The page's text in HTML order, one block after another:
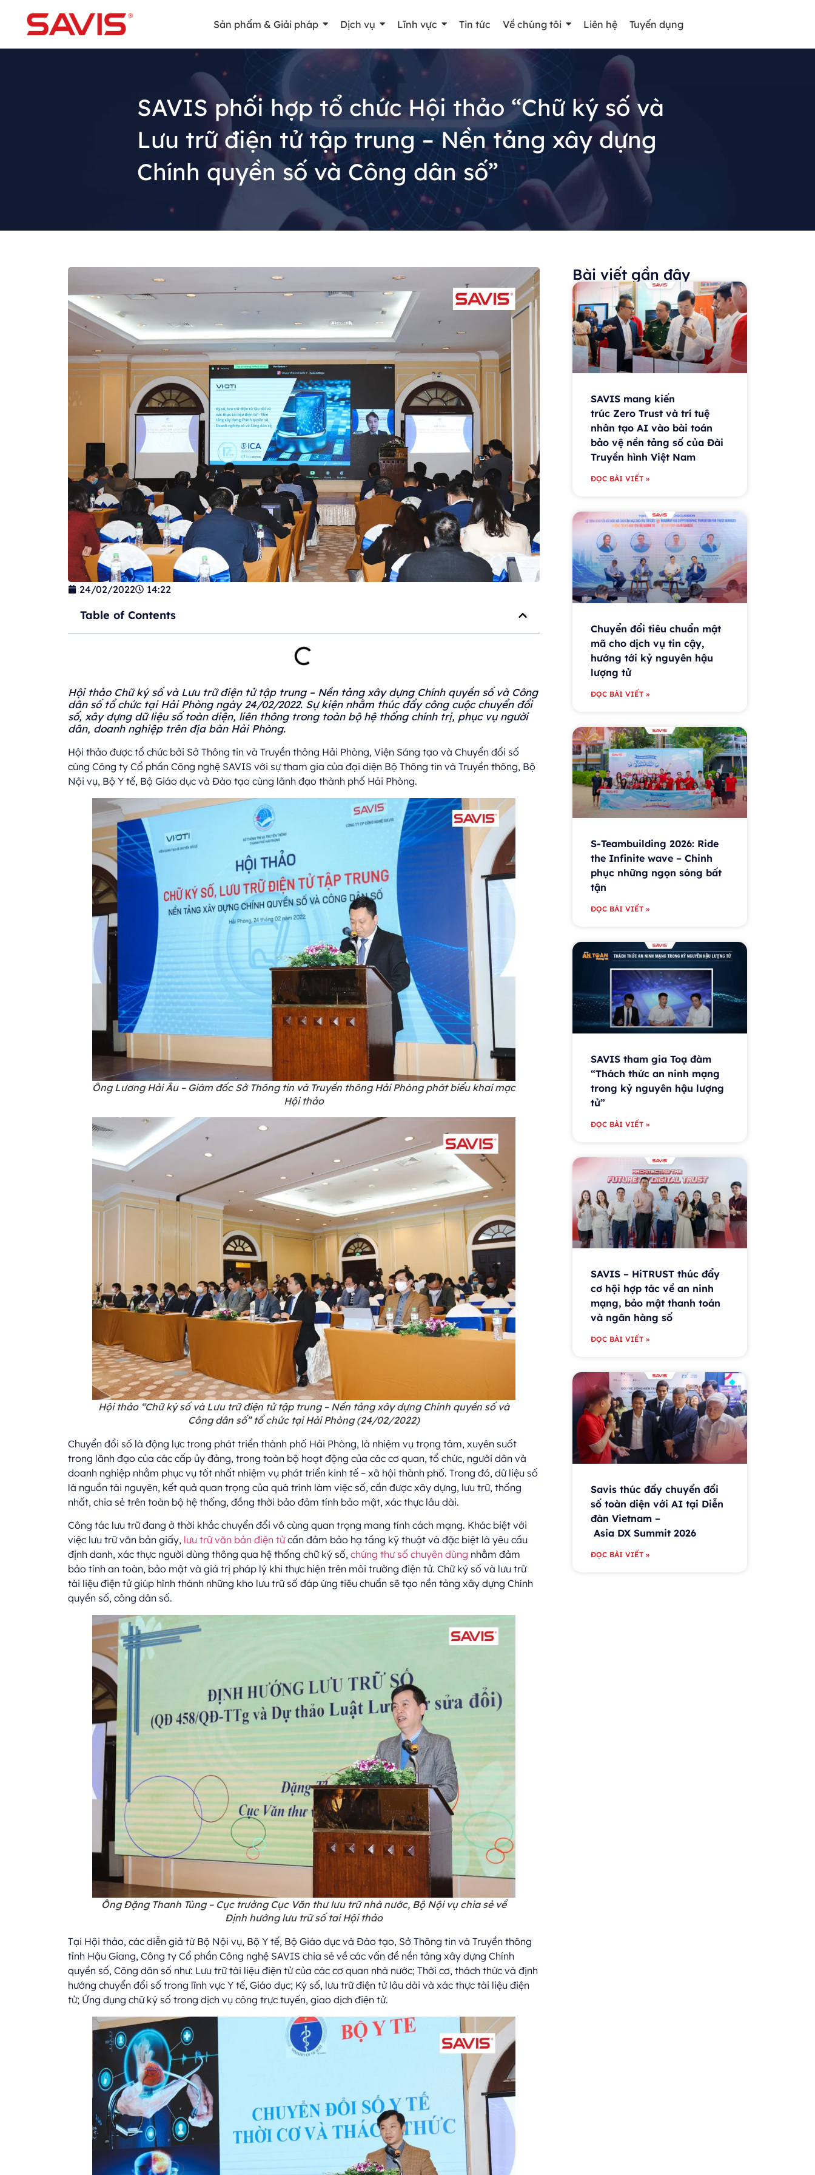
Sản phẩm & Giải pháp Dịch vụ Lĩnh vực Tin tức Về chúng tôi Liên hệ Tuyển dụng
SAVIS phối hợp tổ chức Hội thảo “Chữ ký số và
Lưu trữ điện tử tập trung – Nền tảng xây dựng
Chính quyền số và Công dân số”
24/02/2022 14:22
Table of Contents
Hội thảo Chữ ký số và Lưu trữ điện tử tập trung – Nền tảng xây dựng Chính quyền số và Công
dân số tổ chức tại Hải Phòng ngày 24/02/2022. Sự kiện nhằm thúc đẩy công cuộc chuyển đổi
số, xây dựng dữ liệu số toàn diện, liên thông trong toàn bộ hệ thống chính trị, phục vụ người
dân, doanh nghiệp trên địa bàn Hải Phòng.
Hội thảo được tổ chức bởi Sở Thông tin và Truyền thông Hải Phòng, Viện Sáng tạo và Chuyển đổi số
cùng Công ty Cổ phần Công nghệ SAVIS với sự tham gia của đại diện Bộ Thông tin và Truyền thông, Bộ
Nội vụ, Bộ Y tế, Bộ Giáo dục và Đào tạo cùng lãnh đạo thành phố Hải Phòng.
Ông Lương Hải Âu – Giám đốc Sở Thông tin và Truyền thông Hải Phòng phát biểu khai mạc
Hội thảo
Hội thảo “Chữ ký số và Lưu trữ điện tử tập trung – Nền tảng xây dựng Chính quyền số và
Công dân số” tổ chức tại Hải Phòng (24/02/2022)
Chuyển đổi số là động lực trong phát triển thành phố Hải Phòng, là nhiệm vụ trọng tâm, xuyên suốt
trong lãnh đạo của các cấp ủy đảng, trong toàn bộ hoạt động của các cơ quan, tổ chức, người dân và
doanh nghiệp nhằm phục vụ tốt nhất nhiệm vụ phát triển kinh tế – xã hội thành phố. Trong đó, dữ liệu số
là nguồn tài nguyên, kết quả quan trọng của quá trình làm việc số, cần được xây dựng, lưu trữ, thống
nhất, chia sẻ trên toàn bộ hệ thống, đồng thời bảo đảm tính bảo mật, xác thực lâu dài.
Công tác lưu trữ đang ở thời khắc chuyển đổi vô cùng quan trọng mang tính cách mạng. Khác biệt với
việc lưu trữ văn bản giấy, lưu trữ văn bản điện tửcần đảm bảo hạ tầng kỹ thuật và đặc biệt là yêu cầu
định danh, xác thực người dùng thông qua hệ thống chữ ký số, chứng thư số chuyên dùng nhằm đảm
bảo tính an toàn, bảo mật và giá trị pháp lý khi thực hiện trên môi trường điện tử. Chữ ký số và lưu trữ
tài liệu điện tử giúp hình thành những kho lưu trữ số đáp ứng tiêu chuẩn sẽ tạo nền tảng xây dựng Chính
quyền số, công dân số.
Ông Đặng Thanh Tùng – Cục trưởng Cục Văn thư lưu trữ nhà nước, Bộ Nội vụ chia sẻ về
Định hướng lưu trữ số tai Hội thảo
Tại Hội thảo, các diễn giả từ Bộ Nội vụ, Bộ Y tế, Bộ Giáo dục và Đào tạo, Sở Thông tin và Truyền thông
tỉnh Hậu Giang, Công ty Cổ phần Công nghệ SAVIS chia sẻ về các vấn đề nền tảng xây dựng Chính
quyền số, Công dân số như: Lưu trữ tài liệu điện tử của các cơ quan nhà nước; Thời cơ, thách thức và định
hướng chuyển đổi số trong lĩnh vực Y tế, Giáo dục; Ký số, lưu trữ điện tử lâu dài và xác thực tài liệu điện
tử; Ứng dụng chữ ký số trong dịch vụ công trực tuyến, giao dịch điện tử.
Bài viết gần đây
SAVIS mang kiến
trúc Zero Trust và trí tuệ
nhân tạo AI vào bài toán
bảo vệ nền tảng số của Đài
Truyền hình Việt Nam
ĐỌC BÀI VIẾT »
Chuyển đổi tiêu chuẩn mật
mã cho dịch vụ tin cậy,
hướng tới kỷ nguyên hậu
lượng tử
ĐỌC BÀI VIẾT »
S-Teambuilding 2026: Ride
the Infinite wave – Chinh
phục những ngọn sóng bất
tận
ĐỌC BÀI VIẾT »
SAVIS tham gia Toạ đàm
“Thách thức an ninh mạng
trong kỷ nguyên hậu lượng
tử”
ĐỌC BÀI VIẾT »
SAVIS – HiTRUST thúc đẩy
cơ hội hợp tác về an ninh
mạng, bảo mật thanh toán
và ngân hàng số
ĐỌC BÀI VIẾT »
Savis thúc đẩy chuyển đổi
số toàn diện với AI tại Diễn
đàn Vietnam –
Asia DX Summit 2026
ĐỌC BÀI VIẾT »